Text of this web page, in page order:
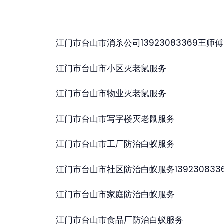
江门市台山市消杀公司13923083369王师傅
江门市台山市小区灭老鼠服务
江门市台山市物业灭老鼠服务
江门市台山市写字楼灭老鼠服务
江门市台山市工厂防治白蚁服务
江门市台山市社区防治白蚁服务
江门市台山市家庭防治白蚁服务
江门市台山市食品厂防治白蚁服务